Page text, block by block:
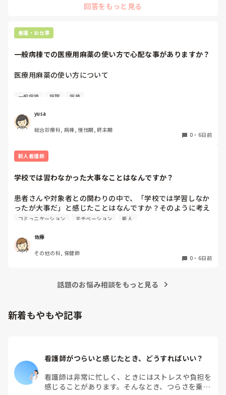
状との関連を記録し、立位・座位・臥位での血圧測定（起立性
熱・感染症状など、低血圧を助長する要因がないかも併せて観
察したいところです。
リハビリは無理をせず、その日の体調や血圧に合わせて実施す
症状が改善しない場合は、「倦怠感が強くADLに支障が出てい
ること」「低血圧が持続していること」を具体的な血圧値や症
を相談してもよいのではないでしょうか。
回答をもっと見る
看護・お仕事
一般病棟での医療用麻薬の使い方で心配な事がありますか？
医療用麻薬の使い方について
緩和ケア病棟では、疼痛コントロールのために頻繁に医療用
も確かにあまりなくなっているなと感じています。
今回お聞きしたいのは、一般病棟だと患者さんのうちどのく
らいの方が使っていますか？使用に際して、何か問題や心配
率直なご意見を教えていただきたいです。
一般病棟 病院 病棟
yusa
総合診療科, 病棟, 慢性期, 終末期
0 ・ 6日前
新人看護師
学校では習わなかった大事なことはなんですか？
患者さんや対象者との関わりの中で、「学校では学習しなか
ったが大事だ」と感じたことはなんですか？そのように考え
るようになったきっかけや出来事もあれば教えてください。
コミュニケーション モチベーション 新人
佐藤
その他の科, 保健師
0 ・ 6日前
話題のお悩み相談をもっと見る
新着もやもや記事
看護師がつらいと感じたとき、どうすればいい？
看護師は非常に忙しく、ときにはストレスや負担を
感じることがあります。そんなとき、つらさを乗り